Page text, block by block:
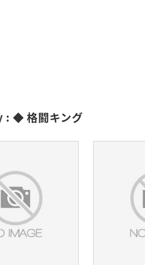
: ◆ 格闘キング